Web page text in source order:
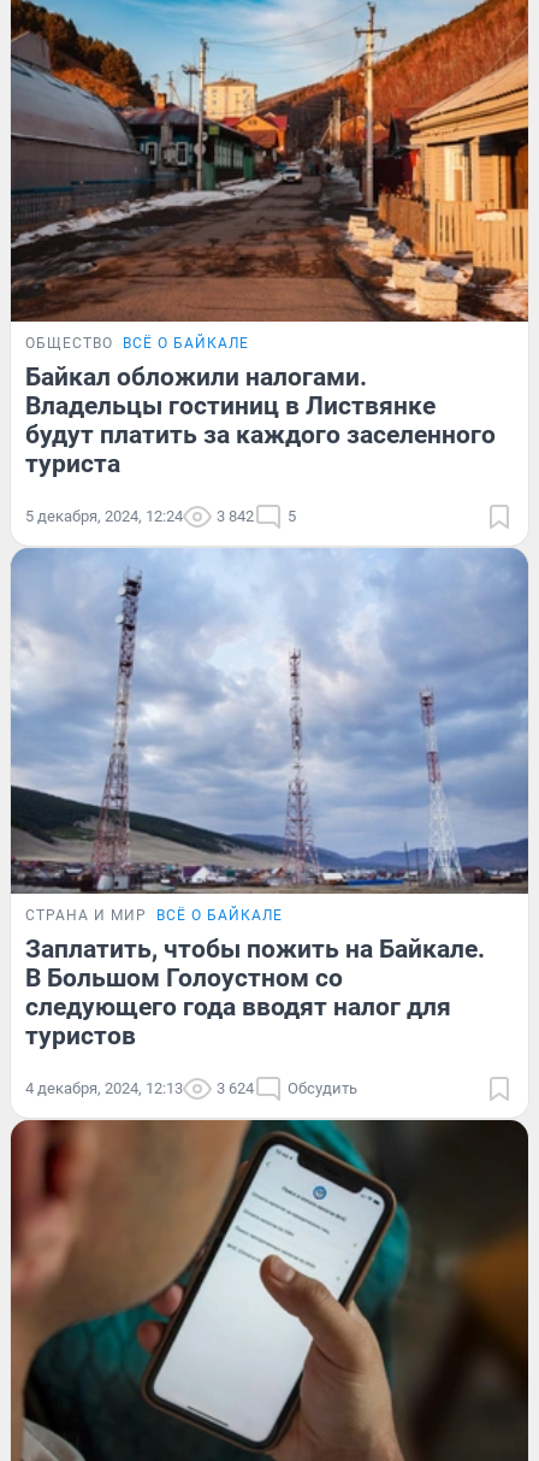
ОБЩЕСТВО ВСЁ О БАЙКАЛЕ
Байкал обложили налогами.
Владельцы гостиниц в Листвянке
будут платить за каждого заселенного
туриста
5 декабря, 2024, 12:24 3 842 5
СТРАНА И МИР ВСЁ О БАЙКАЛЕ
Заплатить, чтобы пожить на Байкале.
В Большом Голоустном со
следующего года вводят налог для
туристов
4 декабря, 2024, 12:13 3 624 Обсудить